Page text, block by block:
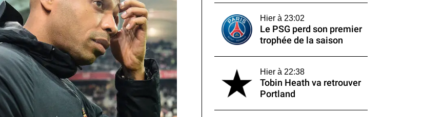
Hier à 23:02
Le PSG perd son premier
trophée de la saison
Hier à 22:38
Tobin Heath va retrouver
Portland